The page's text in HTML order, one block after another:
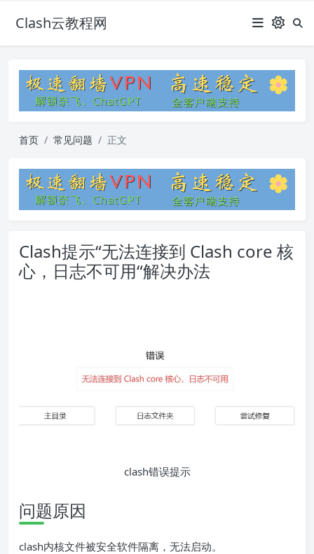
Clash云教程网
首页 常见问题 正文
Clash提示“无法连接到 Clash core 核
心，日志不可用“解决办法
clash错误提示
问题原因
clash内核文件被安全软件隔离，无法启动。